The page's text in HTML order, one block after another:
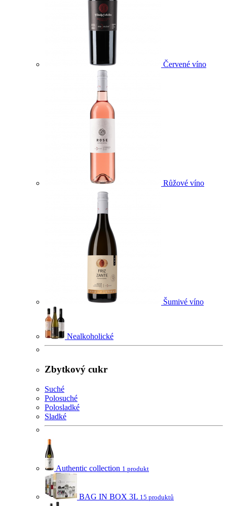
Červené víno
Růžové víno
Šumivé víno
Nealkoholické
Zbytkový cukr
Suché
Polosuché
Polosladké
Sladké
Authentic collection 1 produkt
BAG IN BOX 3L 15 produktů